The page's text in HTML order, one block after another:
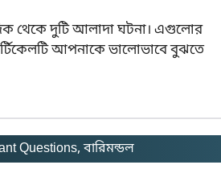
থেকে দুটি আলাদা ঘটনা। এগুলোর
আপনাকে ভালোভাবে বুঝতে
Questions, বারিমন্ডল